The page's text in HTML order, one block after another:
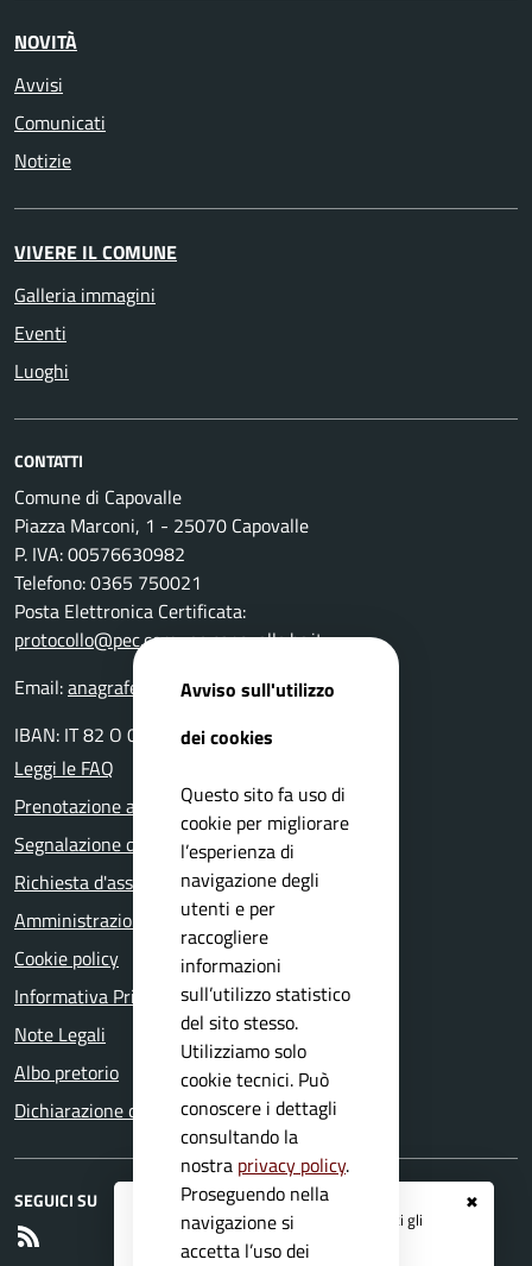
✖
Registrati ai serviziAPP IO
e ricevi tutti gli
aggiornamenti dall'Ente
NOVITÀ
Avvisi
Comunicati
Notizie
VIVERE IL COMUNE
Galleria immagini
Eventi
Luoghi
CONTATTI
Comune di Capovalle
Piazza Marconi, 1 - 25070 Capovalle
P. IVA: 00576630982
Telefono: 0365 750021
Posta Elettronica Certificata:
protocollo@pec.comune.capovalle.bs.it
Email:anagrafe@comune.capovalle.bs.it
IBAN: IT 82 O 03599 01800 000000137820
Leggi le FAQ
Prenotazione appuntamento
Segnalazione disservizio
Richiesta d'assistenza
Amministrazione trasparente
Cookie policy
Informativa Privacy
Note Legali
Albo pretorio
Dichiarazione di accessibilità
SEGUICI SU
Avviso sull'utilizzo
dei cookies
Questo sito fa uso di
cookie per migliorare
l’esperienza di
navigazione degli
utenti e per
raccogliere
informazioni
sull’utilizzo statistico
del sito stesso.
Utilizziamo solo
cookie tecnici. Può
conoscere i dettagli
consultando la
nostra privacy policy.
Proseguendo nella
navigazione si
accetta l’uso dei